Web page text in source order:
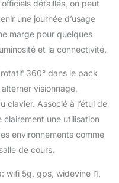
détaillés, on peut
une journée d’usage
marge pour quelques
et la connectivité.
360° dans le pack
visionnage,
clavier. Associé à l’étui de
clairement une utilisation
environnements comme
de cours.
wifi 5g, gps, widevine l1,